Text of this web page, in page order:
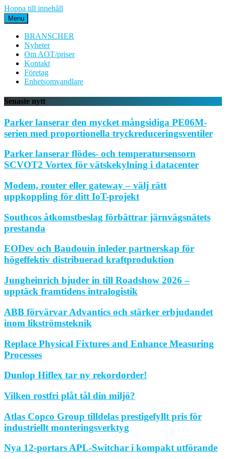
Hoppa till innehåll
Menu
BRANSCHER
Nyheter
Om AOT/priser
Kontakt
Företag
Enhetsomvandlare
Senaste nytt
Parker lanserar den mycket mångsidiga PE06M-
serien med proportionella tryckreduceringsventiler
Parker lanserar flödes- och temperatursensorn
SCVOT2 Vortex för vätskekylning i datacenter
Modem, router eller gateway – välj rätt
uppkoppling för ditt IoT-projekt
Southcos åtkomstbeslag förbättrar järnvägsnätets
prestanda
EODev och Baudouin inleder partnerskap för
högeffektiv distribuerad kraftproduktion
Jungheinrich bjuder in till Roadshow 2026 –
upptäck framtidens intralogistik
ABB förvärvar Advantics och stärker erbjudandet
inom likströmsteknik
Replace Physical Fixtures and Enhance Measuring
Processes
Dunlop Hiflex tar ny rekordorder!
Vilken rostfri plåt tål din miljö?
Atlas Copco Group tilldelas prestigefyllt pris för
industriellt monteringsverktyg
Nya 12-portars APL-Switchar i kompakt utförande